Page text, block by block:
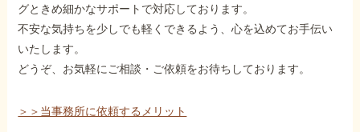
グときめ細かなサポートで対応しております。
不安な気持ちを少しでも軽くできるよう、心を込めてお手伝い
いたします。
どうぞ、お気軽にご相談・ご依頼をお待ちしております。
＞＞当事務所に依頼するメリット